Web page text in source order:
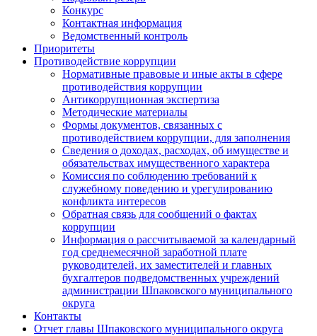
Конкурс
Контактная информация
Ведомственный контроль
Приоритеты
Противодействие коррупции
Нормативные правовые и иные акты в сфере
противодействия коррупции
Антикоррупционная экспертиза
Методические материалы
Формы документов, связанных с
противодействием коррупции, для заполнения
Сведения о доходах, расходах, об имуществе и
обязательствах имущественного характера
Комиссия по соблюдению требований к
служебному поведению и урегулированию
конфликта интересов
Обратная связь для сообщений о фактах
коррупции
Информация о рассчитываемой за календарный
год среднемесячной заработной плате
руководителей, их заместителей и главных
бухгалтеров подведомственных учреждений
администрации Шпаковского муниципального
округа
Контакты
Отчет главы Шпаковского муниципального округа